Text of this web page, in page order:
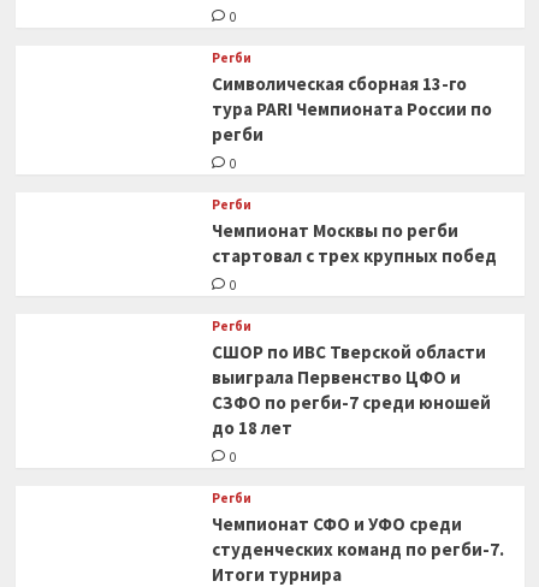
0
Регби
Символическая сборная 13-го
тура PARI Чемпионата России по
регби
0
Регби
Чемпионат Москвы по регби
стартовал с трех крупных побед
0
Регби
СШОР по ИВС Тверской области
выиграла Первенство ЦФО и
СЗФО по регби-7 среди юношей
до 18 лет
0
Регби
Чемпионат СФО и УФО среди
студенческих команд по регби-7.
Итоги турнира